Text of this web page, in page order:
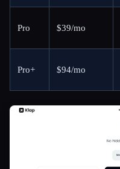
Pro $39/mo
Pro+ $94/mo